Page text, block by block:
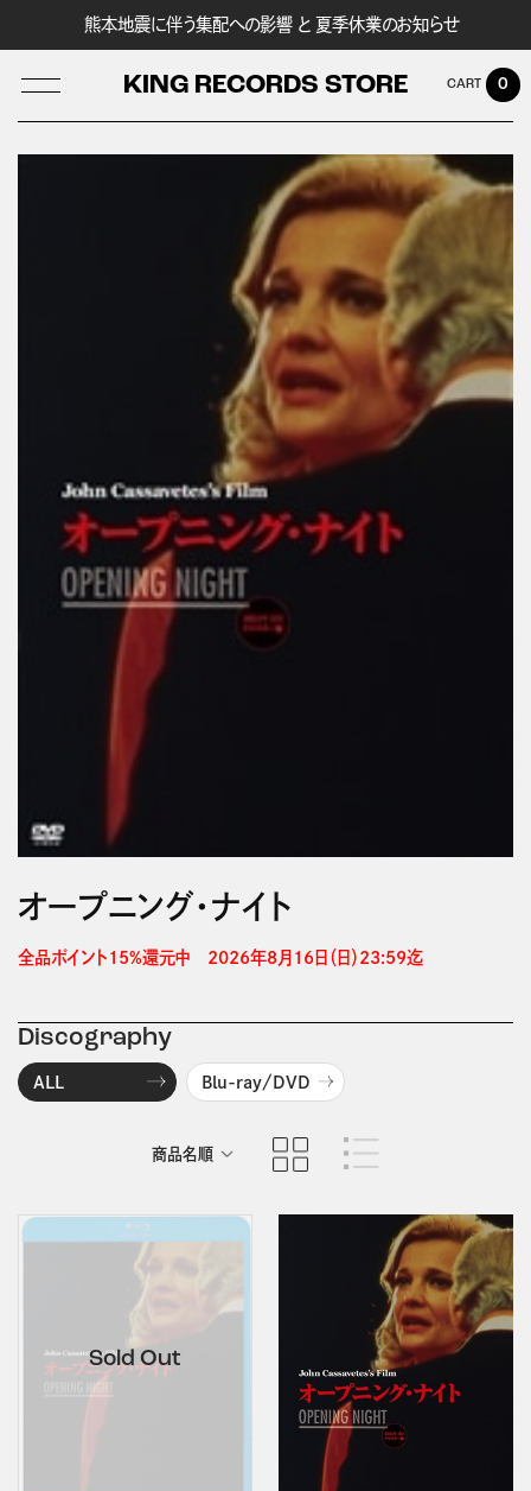
熊本地震に伴う集配への影響 と 夏季休業のお知らせ
KING RECORDS STORE 0
オープニング・ナイト
全品ポイント15%還元中　2026年8月16日（日）23:59迄
Discography
ALL Blu-ray/DVD
商品名順